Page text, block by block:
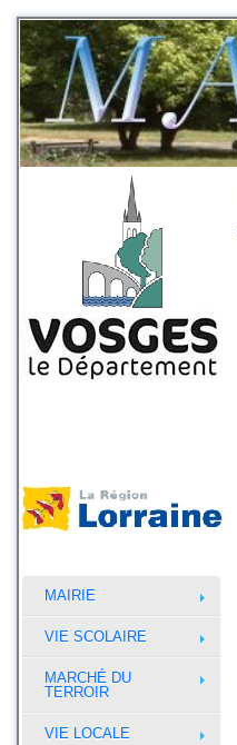
MAIRIE
VIE SCOLAIRE
MARCHÉ DU
TERROIR
VIE LOCALE